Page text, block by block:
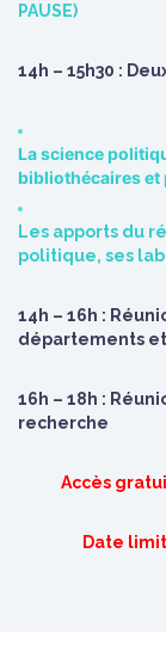
PAUSE)
14h – 15h30 :
La science
bibliothécaires et
Les apports du
politique, ses
14h – 16h :
départements
16h – 18h :
recherche
Accès
Date